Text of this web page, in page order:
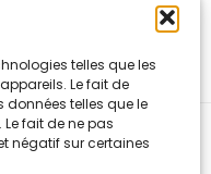
telles que les
Le fait de
telles que le
fait de ne pas
négatif sur certaines